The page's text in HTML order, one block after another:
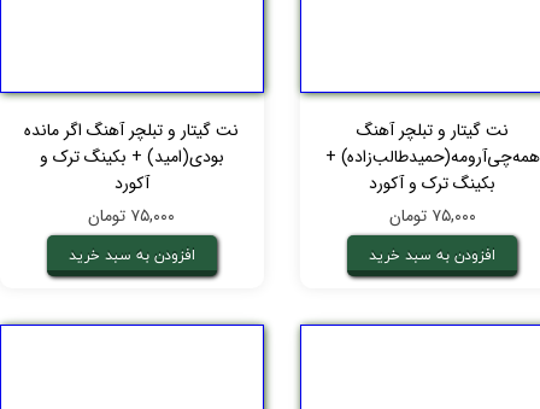
نت گیتار و تبلچر آهنگ
همه‌چی‌آرومه(حمیدطالب‌زاده) +
بکینگ ترک و آکورد
۷۵,۰۰۰ تومان
افزودن به سبد خرید
نت گیتار و تبلچر آهنگ اگر مانده
بودی(امید) + بکینگ ترک و
آکورد
۷۵,۰۰۰ تومان
افزودن به سبد خرید